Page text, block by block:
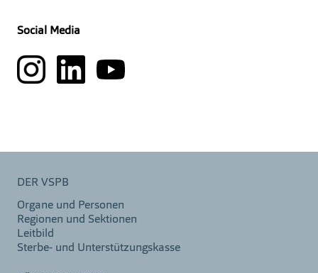
Social Media
DER VSPB
Organe und Personen
Regionen und Sektionen
Leitbild
Sterbe- und Unterstützungskasse